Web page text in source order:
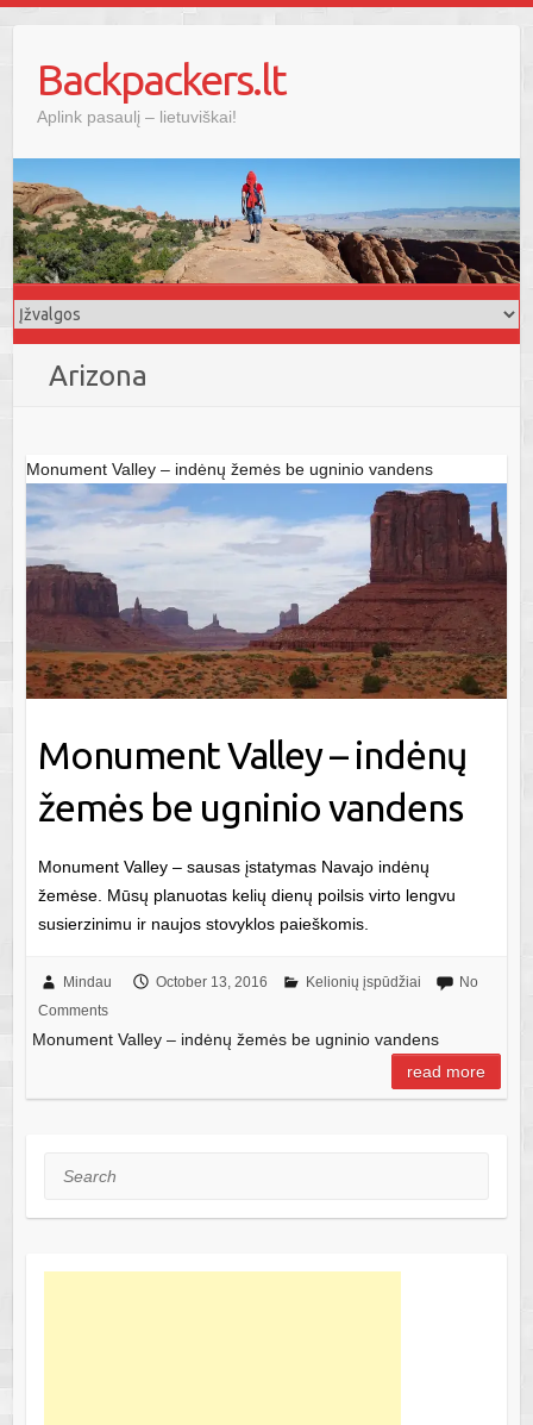
contentBackpackers.lt
Aplink pasaulį – lietuviškai!
Arizona
Monument Valley – indėnų žemės be ugninio vandens
Monument Valley – indėnų
žemės be ugninio vandens
Monument Valley – sausas įstatymas Navajo indėnų
žemėse. Mūsų planuotas kelių dienų poilsis virto lengvu
susierzinimu ir naujos stovyklos paieškomis.
Mindau October 13, 2016 Kelionių įspūdžiai
No
Comments
Monument Valley – indėnų žemės be ugninio vandens
read more
Search